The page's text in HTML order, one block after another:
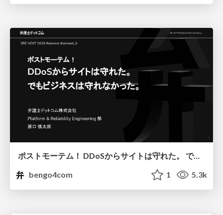
ポストモーテム！ DDoSからサイトは守れた。 でもビジネスは守れなかった。
bengo4com
1 5.3k